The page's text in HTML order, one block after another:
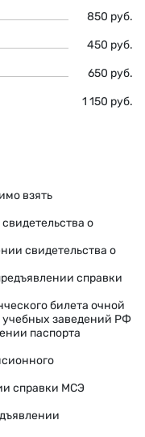
850 руб.
450 руб.
650 руб.
1 150 руб.
взять
о
свидетельства о
справки
билета очной
заведений РФ
паспорта
справки МСЭ